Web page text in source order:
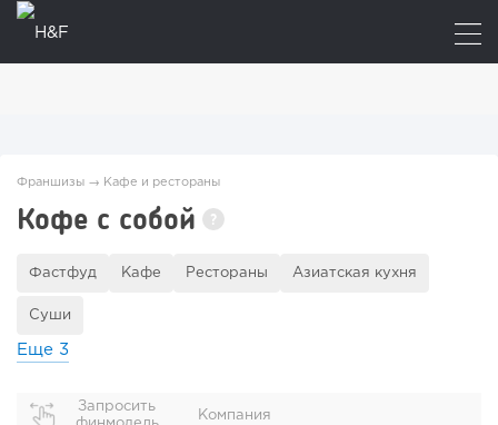
Франшизы → Кафе и рестораны
Кофе с собой ?
Фастфуд Кафе Рестораны Азиатская кухня
Суши
Еще 3
Запросить
Компания